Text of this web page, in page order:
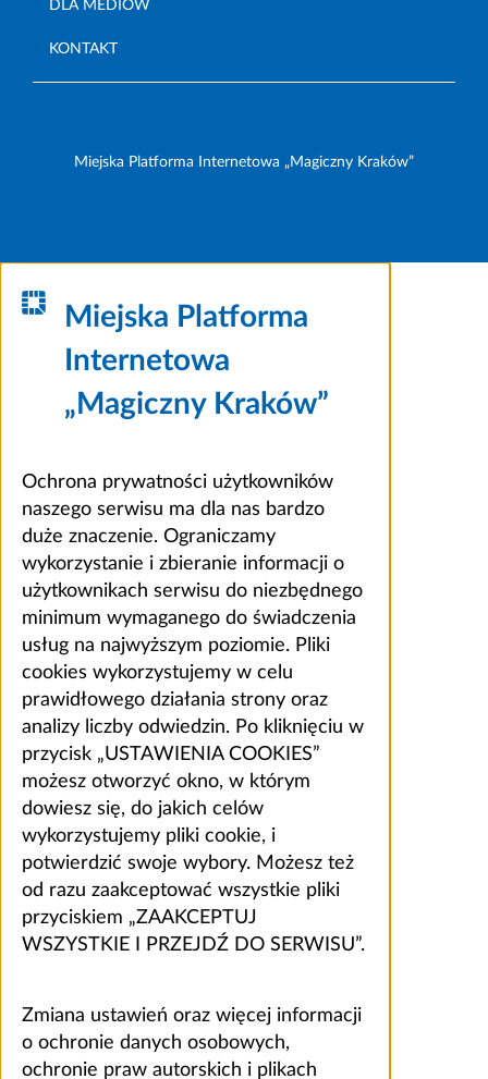
DLA MEDIÓW
KONTAKT
Miejska Platforma Internetowa „Magiczny Kraków”
Miejska Platforma
Internetowa
„Magiczny Kraków”
Ochrona prywatności użytkowników
naszego serwisu ma dla nas bardzo
duże znaczenie. Ograniczamy
wykorzystanie i zbieranie informacji o
użytkownikach serwisu do niezbędnego
minimum wymaganego do świadczenia
usług na najwyższym poziomie. Pliki
cookies wykorzystujemy w celu
prawidłowego działania strony oraz
analizy liczby odwiedzin. Po kliknięciu w
przycisk „USTAWIENIA COOKIES”
możesz otworzyć okno, w którym
dowiesz się, do jakich celów
wykorzystujemy pliki cookie, i
potwierdzić swoje wybory. Możesz też
od razu zaakceptować wszystkie pliki
przyciskiem „ZAAKCEPTUJ
WSZYSTKIE I PRZEJDŹ DO SERWISU”.
Zmiana ustawień oraz więcej informacji
o ochronie danych osobowych,
ochronie praw autorskich i plikach